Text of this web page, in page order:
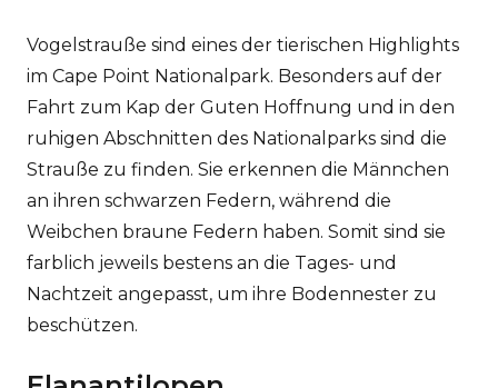
Vogelstrauße sind eines der tierischen Highlights
im Cape Point Nationalpark. Besonders auf der
Fahrt zum Kap der Guten Hoffnung und in den
ruhigen Abschnitten des Nationalparks sind die
Strauße zu finden. Sie erkennen die Männchen
an ihren schwarzen Federn, während die
Weibchen braune Federn haben. Somit sind sie
farblich jeweils bestens an die Tages- und
Nachtzeit angepasst, um ihre Bodennester zu
beschützen.